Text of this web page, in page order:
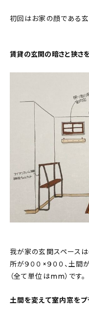
初回はお家の顔である玄
賃貸の玄関の暗さと狭さ
我が家の玄関スペースは
所が９００×９００、土間
（全て単位はmm）です。
土間を変えて室内窓をプ